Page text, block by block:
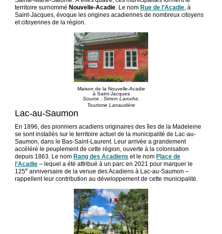
territoire surnommé Nouvelle-Acadie . Le nom Rue de l’Acadie , à
Saint-Jacques, évoque les origines acadiennes de nombreux citoyens
et citoyennes de la région.
Maison de la Nouvelle-Acadie
à Saint-Jacques
Source : Simon Laroche,
Tourisme Lanaudière
Lac-au-Saumon
En 1896, des pionniers acadiens originaires des îles de la Madeleine
se sont installés sur le territoire actuel de la municipalité de Lac-au-
Saumon, dans le Bas-Saint-Laurent. Leur arrivée a grandement
accéléré le peuplement de cette région, ouverte à la colonisation
depuis 1863. Le nom Rang des Acadiens et le nom Place de
l’Acadie – lequel a été attribué à un parc en 2021 pour marquer le
125e anniversaire de la venue des Acadiens à Lac-au-Saumon –
rappellent leur contribution au développement de cette municipalité.